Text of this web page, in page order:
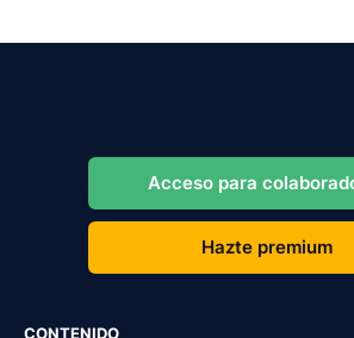
Acceso para
Hazte premium
CONTENIDO